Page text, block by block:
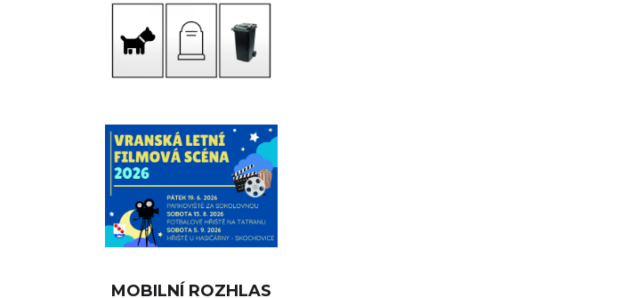
MOBILNÍ ROZHLAS